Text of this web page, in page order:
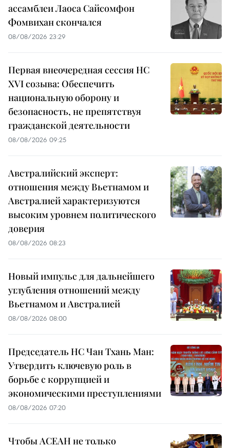
ассамблеи Лаоса Сайсомфон
Фомвихан скончался
08/08/2026 23:29
Первая внеочередная сессия НС
XVI созыва: Обеспечить
национальную оборону и
безопасность, не препятствуя
гражданской деятельности
08/08/2026 09:25
Австралийский эксперт:
отношения между Вьетнамом и
Австралией характеризуются
высоким уровнем политического
доверия
08/08/2026 08:23
Новый импульс для дальнейшего
углубления отношений между
Вьетнамом и Австралией
08/08/2026 08:00
Председатель НС Чан Тхань Ман:
Утвердить ключевую роль в
борьбе с коррупцией и
экономическими преступлениями
08/08/2026 07:20
Чтобы АСЕАН не только